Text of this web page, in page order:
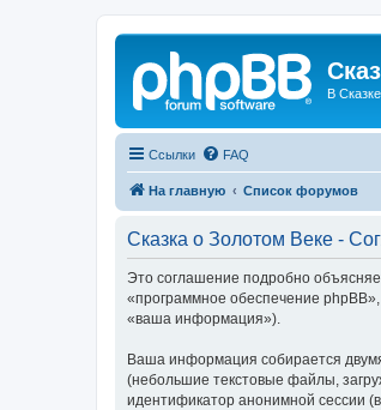
В
Ссылки FAQ
На главную Список форумов
Сказка о Золотом Веке -
Это соглашение подробно
«программное обеспечение
«ваша информация»).
Ваша информация собирается
(небольшие текстовые файлы,
идентификатор анонимной сессии